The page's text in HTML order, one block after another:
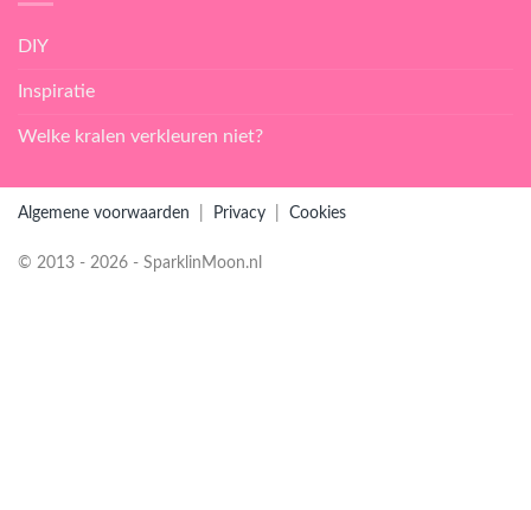
DIY
Inspiratie
Welke kralen verkleuren niet?
Algemene voorwaarden Privacy Cookies
© 2013 - 2026 - SparklinMoon.nl